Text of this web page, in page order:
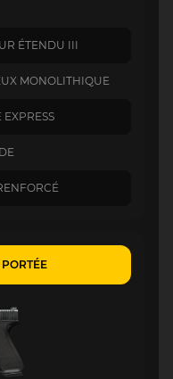
ÉTENDU III
MONOLITHIQUE
EXPRESS